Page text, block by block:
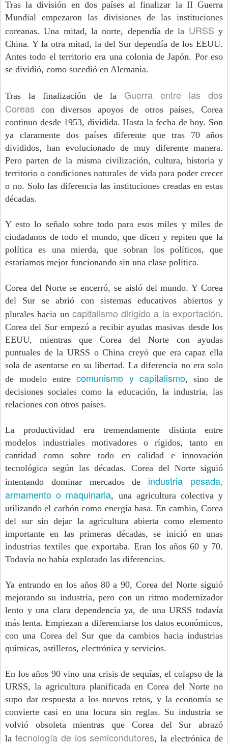
Tras la división en dos países al finalizar la II Guerra
Mundial empezaron las divisiones de las instituciones
coreanas. Una mitad, la norte, dependía de la URSS y
China. Y la otra mitad, la del Sur dependía de los EEUU.
Antes todo el territorio era una colonia de Japón. Por eso
se dividió, como sucedió en Alemania.
Tras la finalización de la Guerra entre las dos
Coreas con diversos apoyos de otros países, Corea
continuo desde 1953, dividida. Hasta la fecha de hoy. Son
ya claramente dos países diferente que tras 70 años
divididos, han evolucionado de muy diferente manera.
Pero parten de la misma civilización, cultura, historia y
territorio o condiciones naturales de vida para poder crecer
o no. Solo las diferencia las instituciones creadas en estas
décadas.
Y esto lo señalo sobre todo para esos miles y miles de
ciudadanos de todo el mundo, que dicen y repiten que la
política es una mierda, que sobran los políticos, que
estaríamos mejor funcionando sin una clase política.
Corea del Norte se encerró, se aisló del mundo. Y Corea
del Sur se abrió con sistemas educativos abiertos y
plurales hacia un capitalismo dirigido a la exportación.
Corea del Sur empezó a recibir ayudas masivas desde los
EEUU, mientras que Corea del Norte con ayudas
puntuales de la URSS o China creyó que era capaz ella
sola de asentarse en su libertad. La diferencia no era solo
de modelo entrecomunismo y capitalismo, sino de
decisiones sociales como la educación, la industria, las
relaciones con otros países.
La productividad era tremendamente distinta entre
modelos industriales motivadores o rígidos, tanto en
cantidad como sobre todo en calidad e innovación
tecnológica según las décadas. Corea del Norte siguió
intentando dominar mercados de industria pesada,
armamento o maquinaria, una agricultura colectiva y
utilizando el carbón como energía basa. En cambio, Corea
del sur sin dejar la agricultura abierta como elemento
importante en las primeras décadas, se inició en unas
industrias textiles que exportaba. Eran los años 60 y 70.
Todavía no había explotado las diferencias.
Ya entrando en los años 80 a 90, Corea del Norte siguió
mejorando su industria, pero con un ritmo modernizador
lento y una clara dependencia ya, de una URSS todavía
más lenta. Empiezan a diferenciarse los datos económicos,
con una Corea del Sur que da cambios hacia industrias
químicas, astilleros, electrónica y servicios.
En los años 90 vino una crisis de sequías, el colapso de la
URSS, la agricultura planificada en Corea del Norte no
supo dar respuesta a los nuevos retos, y la economía se
convierte casi en una locura sin reglas. Su industria se
volvió obsoleta mientras que Corea del Sur abrazó
la tecnología de los semicondutores, la electrónica de